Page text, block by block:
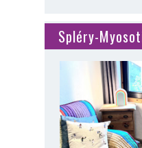
Spléry-